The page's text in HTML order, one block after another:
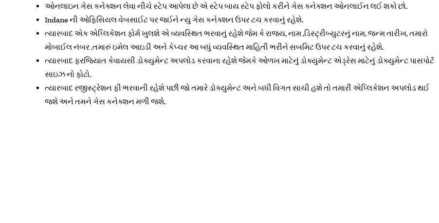
ઓનલાઇન ગેસ કનેક્શન લેવા નીચે સ્ટેપ આપેલા છે એ સ્ટેપ બાય સ્ટેપ ફોલો કરીને ગેસ કનેક્શન ઓનલાઈન લઈ શકો છો.
Indane ની ઓફિસિયલ વેબસાઈટ પર જઈને ન્યુ ગેસ કનેક્શન ઉપર ટચ કરવાનું રહેશે.
ત્યારબાદ એક એપ્લિકેશન ફોર્મ ખુલશે એ વ્યવસ્થિત ભરવાનું રહેશે જેમ કે રાજ્ય, નામ ,ડિસ્ટ્રીબ્યુટરનું નામ, જન્મ તારીખ, તમારો
મોબાઈલ નંબર ,તમારું ઇમેલ આઇડી અને કેપ્ચર આ બધું વ્યવસ્થિત માહિતી ભરીને સબમિટ ઉપર ટચ કરવાનું રહેશે.
ત્યારબાદ ફરજિયાત કેવાયસી ડોક્યુમેન્ટ અપલોડ કરવાના રહેશે જેમકે ઓળખ માટેનું ડોક્યુમેન્ટ એડ્રેસ માટેનું ડોક્યુમેન્ટ પાસપોર્ટ
સાઇઝ નો ફોટો.
ત્યારબાદ રજીસ્ટ્રેશન ફી ભરવાની રહેશે પછી જો તમારે ડોક્યુમેન્ટ અને બધી વિગત સાચી હશે તો તમારી એપ્લિકેશન અપલોડ થઈ
જશે અને તમને ગેસ કનેક્શન મળી જશે.